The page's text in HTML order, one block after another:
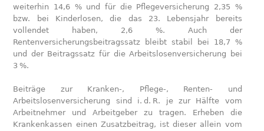
weiterhin 14,6 % und für die Pflegeversicherung 2,35 %
bzw. bei Kinderlosen, die das 23. Lebensjahr bereits
vollendet haben, 2,6 %. Auch der
Rentenversicherungsbeitragssatz bleibt stabil bei 18,7 %
und der Beitragssatz für die Arbeitslosenversicherung bei
3 %.
Beiträge zur Kranken-, Pflege-, Renten- und
Arbeitslosenversicherung sind i. d. R. je zur Hälfte vom
Arbeitnehmer und Arbeitgeber zu tragen. Erheben die
Krankenkassen einen Zusatzbeitrag, ist dieser allein vom